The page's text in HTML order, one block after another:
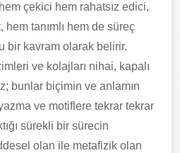
çekici hem rahatsız edici,
tanımlı hem de süreç
bir kavram olarak belirir.
ve kolajları nihai, kapalı
bunlar biçimin ve anlamın
ve motiflere tekrar tekrar
sürekli bir sürecin
olan ile metafizik olan